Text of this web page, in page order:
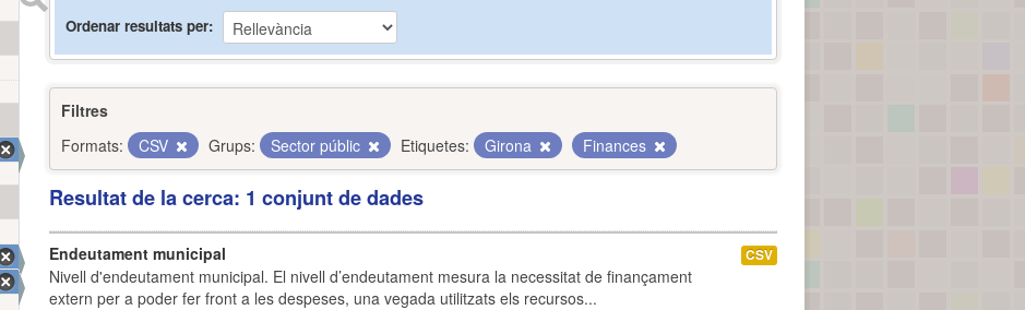
Ordenar resultats per
Filtres
Formats:
CSV Grups: Sector públic Etiquetes: Girona Finances
Resultat de la cerca: 1 conjunt de dades
Endeutament municipal
Nivell d'endeutament municipal. El nivell d’endeutament mesura la necessitat de finançament
extern per a poder fer front a les despeses, una vegada utilitzats els recursos...
CSV